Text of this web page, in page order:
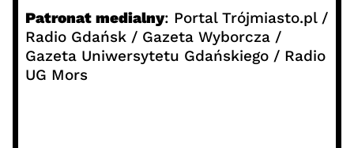
Patronat medialny: Portal Trójmiasto.pl /
Radio Gdańsk / Gazeta Wyborcza /
Gazeta Uniwersytetu Gdańskiego / Radio
UG Mors